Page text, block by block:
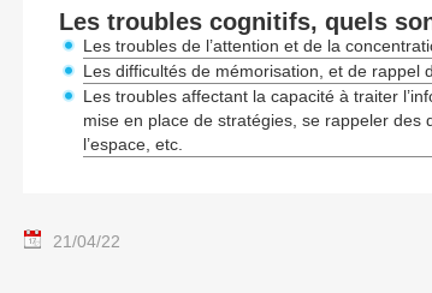
Les troubles cognitifs, quels
Les troubles de l’attention et de la
Les difficultés de mémorisation, et de rappel
Les troubles affectant la capacité à traiter
mise en place de stratégies, se rappeler des
l’espace, etc.
21/04/22